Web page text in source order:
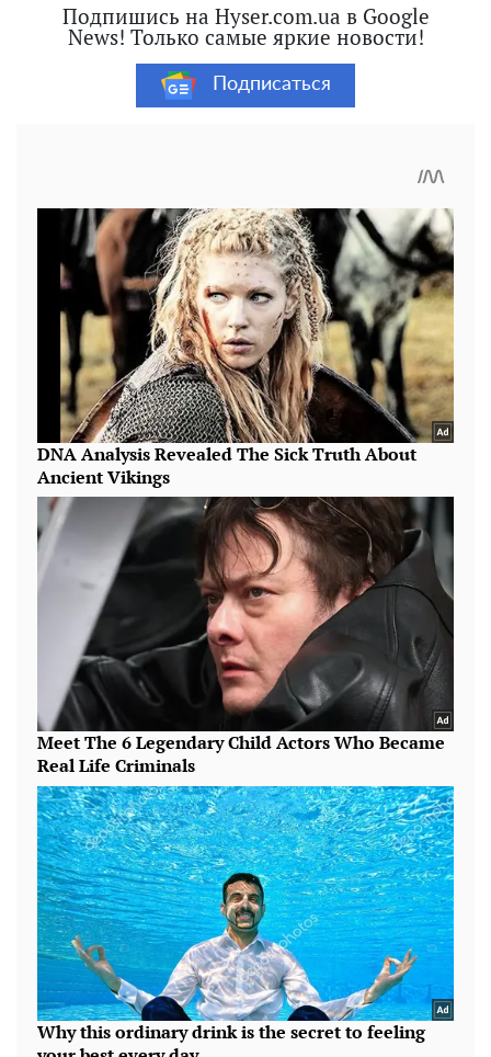
Подпишись на Hyser.com.ua в Google
News! Только самые яркие новости!
Подписаться